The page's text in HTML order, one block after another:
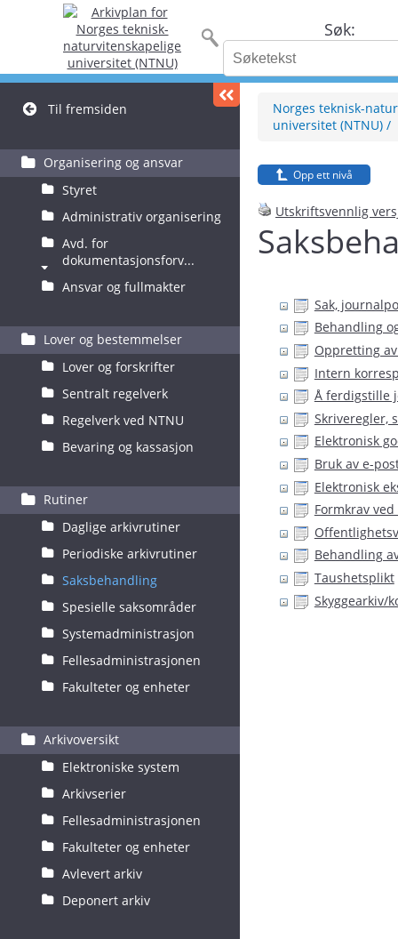
Søk:
Til fremsiden
Organisering og ansvar
Styret
Administrativ organisering
Avd. for
dokumentasjonsforv...
Ansvar og fullmakter
Lover og bestemmelser
Lover og forskrifter
Sentralt regelverk
Regelverk ved NTNU
Bevaring og kassasjon
Rutiner
Daglige arkivrutiner
Periodiske arkivrutiner
Saksbehandling
Spesielle saksområder
Systemadministrasjon
Fellesadministrasjonen
Fakulteter og enheter
Arkivoversikt
Elektroniske system
Arkivserier
Fellesadministrasjonen
Fakulteter og enheter
Avlevert arkiv
Deponert arkiv
Norges teknisk-
universitet (NTNU)
Opp ett nivå
Utskriftsvennlig
Sak,
Behandling
Oppretting
Intern
Å ferdigstille
Skriveregler,
Elektronisk
Bruk av e-
Elektronisk
Formkrav
Behandling
Taushetsplikt
Skyggearkiv/